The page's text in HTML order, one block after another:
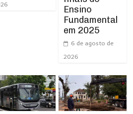
Ensino
Fundamental
em 2025
6 de agosto de
2026